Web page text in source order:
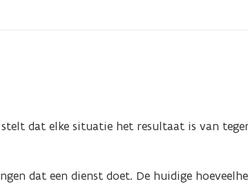
dat elke situatie het resultaat is van
dat een dienst doet. De huidige